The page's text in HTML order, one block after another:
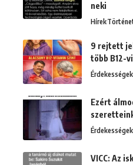
neki
Hírek
9 rejtett
több B12-
Érdekességek
Ezért
Érdekességek
VICC: Az